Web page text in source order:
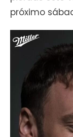
próximo